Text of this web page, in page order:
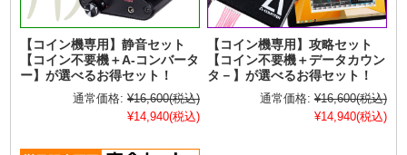
【コイン機専用】静音セット
【コイン不要機＋A-コンバータ
ー】が選べるお得セット！
通常価格: ¥16,600(税込)
¥14,940(税込)
【コイン機専用】攻略セット
【コイン不要機＋データカウン
タ－】が選べるお得セット！
通常価格: ¥16,600(税込)
¥14,940(税込)